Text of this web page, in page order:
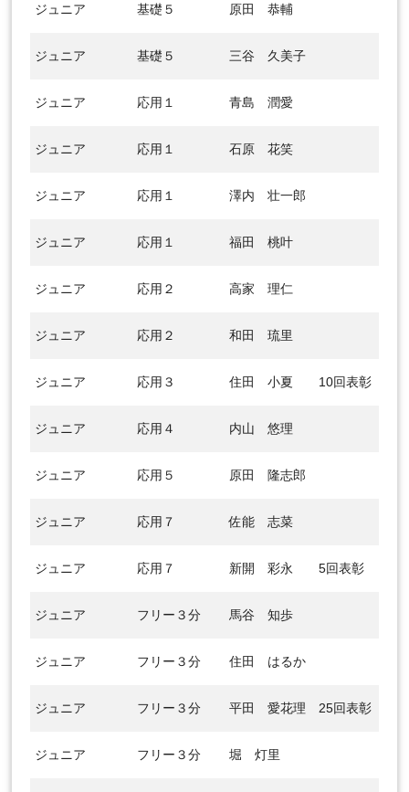
ジュニア 基礎５ 原田 恭輔
ジュニア 基礎５ 三谷 久美子
ジュニア 応用１ 青島 潤愛
ジュニア 応用１ 石原 花笑
ジュニア 応用１ 澤内 壮一郎
ジュニア 応用１ 福田 桃叶
ジュニア 応用２ 高家 理仁
ジュニア 応用２ 和田 琉里
ジュニア 応用３ 住田 小夏 10回表彰
ジュニア 応用４ 内山 悠理
ジュニア 応用５ 原田 隆志郎
ジュニア 応用７ 佐能 志菜
ジュニア 応用７ 新開 彩永 5回表彰
ジュニア フリー３分 馬谷 知歩
ジュニア フリー３分 住田 はるか
ジュニア フリー３分 平田 愛花理 25回表彰
ジュニア フリー３分 堀 灯里